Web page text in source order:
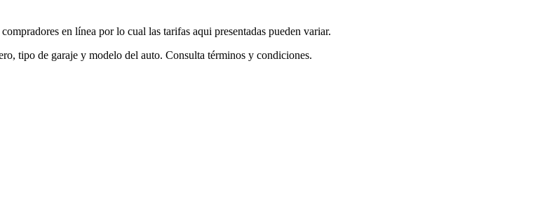
en línea por lo cual las tarifas aqui presentadas pueden variar.
tipo de garaje y modelo del auto. Consulta términos y condiciones.